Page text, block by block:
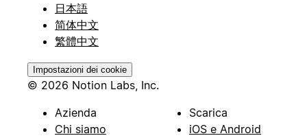
日本語
简体中文
繁體中文
Impostazioni dei cookie
© 2026 Notion Labs, Inc.
Azienda
Chi siamo
Scarica
iOS e Android